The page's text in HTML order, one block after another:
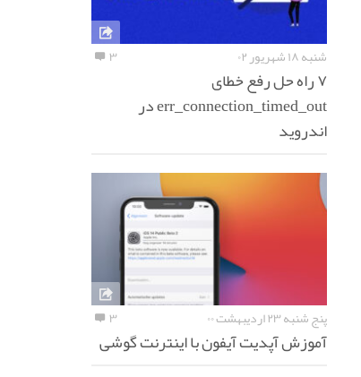
شنبه ۱۸ شهریور ۰۲ ۳
۷ راه حل رفع خطای
err_connection_timed_out در
اندروید
پنج شنبه ۲۳ اردیبهشت ۰۰ ۳
آموزش آپدیت آیفون با اینترنت گوشی